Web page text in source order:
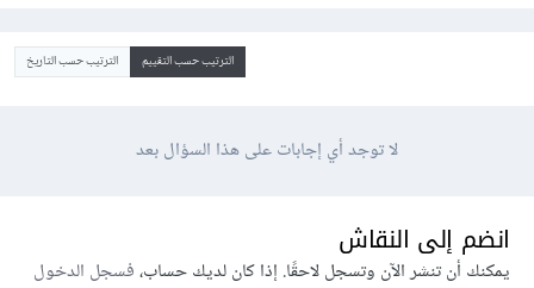
الترتيب حسب التقييم الترتيب حسب التاريخ
لا توجد أي إجابات على هذا السؤال بعد
انضم إلى النقاش
يمكنك أن تنشر الآن وتسجل لاحقًا. إذا كان لديك حساب،فسجل الدخول